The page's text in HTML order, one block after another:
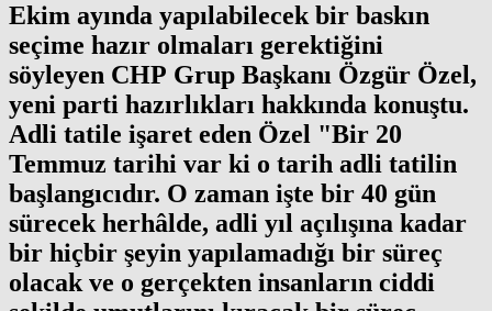
Ekim ayında yapılabilecek bir baskın
seçime hazır olmaları gerektiğini
söyleyen CHP Grup Başkanı Özgür Özel,
yeni parti hazırlıkları hakkında konuştu.
Adli tatile işaret eden Özel "Bir 20
Temmuz tarihi var ki o tarih adli tatilin
başlangıcıdır. O zaman işte bir 40 gün
sürecek herhâlde, adli yıl açılışına kadar
bir hiçbir şeyin yapılamadığı bir süreç
olacak ve o gerçekten insanların ciddi